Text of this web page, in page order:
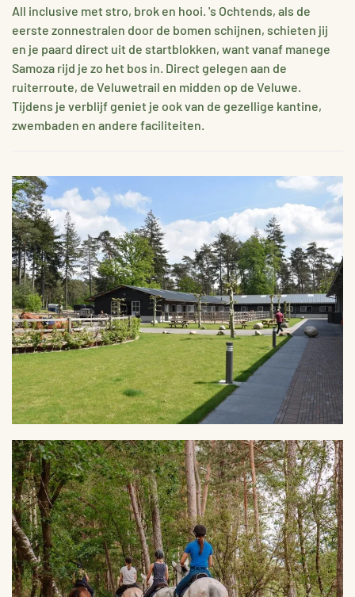
All inclusive met stro, brok en hooi. 's Ochtends, als de
eerste zonnestralen door de bomen schijnen, schieten jij
en je paard direct uit de startblokken, want vanaf manege
Samoza rijd je zo het bos in. Direct gelegen aan de
ruiterroute, de Veluwetrail en midden op de Veluwe.
Tijdens je verblijf geniet je ook van de gezellige kantine,
zwembaden en andere faciliteiten.
VERGROTEN
VERGROTEN